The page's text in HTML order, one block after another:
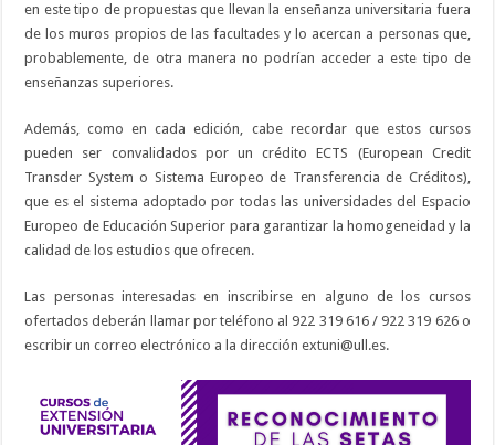
en este tipo de propuestas que llevan la enseñanza universitaria fuera
de los muros propios de las facultades y lo acercan a personas que,
probablemente, de otra manera no podrían acceder a este tipo de
enseñanzas superiores.
Además, como en cada edición, cabe recordar que estos cursos
pueden ser convalidados por un crédito ECTS (European Credit
Transder System o Sistema Europeo de Transferencia de Créditos),
que es el sistema adoptado por todas las universidades del Espacio
Europeo de Educación Superior para garantizar la homogeneidad y la
calidad de los estudios que ofrecen.
Las personas interesadas en inscribirse en alguno de los cursos
ofertados deberán llamar por teléfono al 922 319 616 / 922 319 626 o
escribir un correo electrónico a la dirección extuni@ull.es.